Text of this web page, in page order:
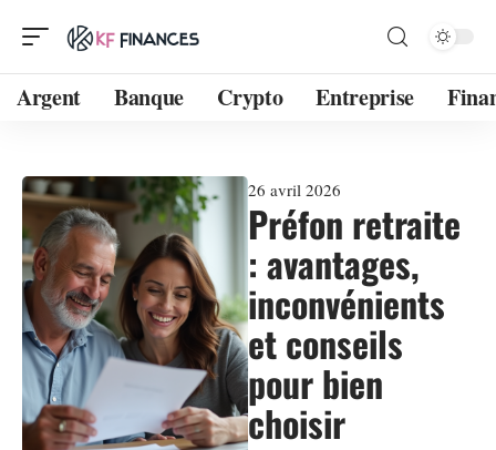
Argent Banque Crypto Entreprise
26 avril 2026
Préfon retraite
: avantages,
inconvénients
et conseils
pour bien
choisir